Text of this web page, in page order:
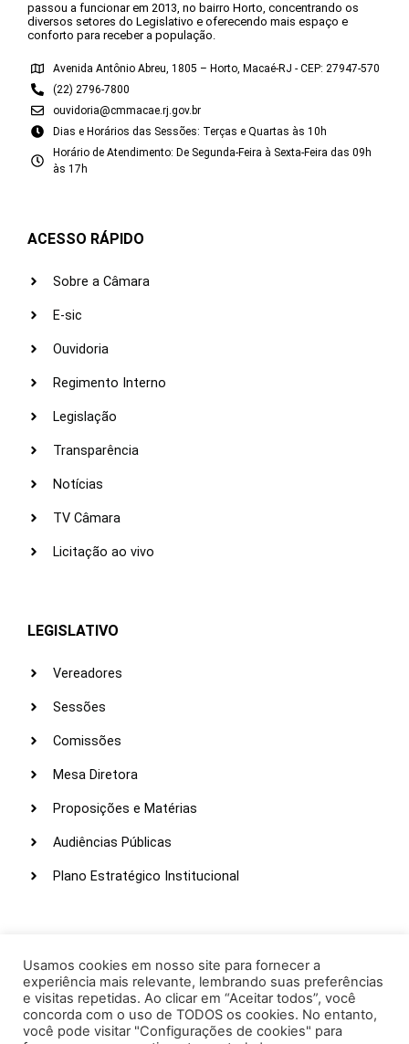
passou a funcionar em 2013, no bairro Horto, concentrando os
diversos setores do Legislativo e oferecendo mais espaço e
conforto para receber a população.
Avenida Antônio Abreu, 1805 – Horto, Macaé-RJ - CEP: 27947-570
(22) 2796-7800
ouvidoria@cmmacae.rj.gov.br
Dias e Horários das Sessões: Terças e Quartas às 10h
Horário de Atendimento: De Segunda-Feira à Sexta-Feira das 09h
às 17h
ACESSO RÁPIDO
Sobre a Câmara
E-sic
Ouvidoria
Regimento Interno
Legislação
Transparência
Notícias
TV Câmara
Licitação ao vivo
LEGISLATIVO
Vereadores
Sessões
Comissões
Mesa Diretora
Proposições e Matérias
Audiências Públicas
Plano Estratégico Institucional
Webmail
Intranet
Administração
Usamos cookies em nosso site para fornecer a
experiência mais relevante, lembrando suas preferências
e visitas repetidas. Ao clicar em “Aceitar todos”, você
concorda com o uso de TODOS os cookies. No entanto,
você pode visitar "Configurações de cookies" para